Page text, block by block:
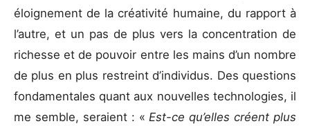
éloignement de la créativité humaine, du rapport à
l’autre, et un pas de plus vers la concentration de
richesse et de pouvoir entre les mains d’un nombre
de plus en plus restreint d’individus. Des questions
fondamentales quant aux nouvelles technologies, il
me semble, seraient : « Est-ce qu’elles créent plus